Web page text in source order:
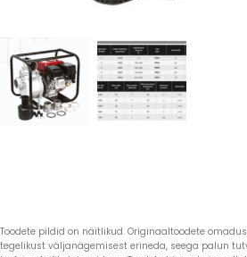
Toodete pildid on näitlikud. Originaaltoodete
tegelikust väljanägemisest erineda, seega palun